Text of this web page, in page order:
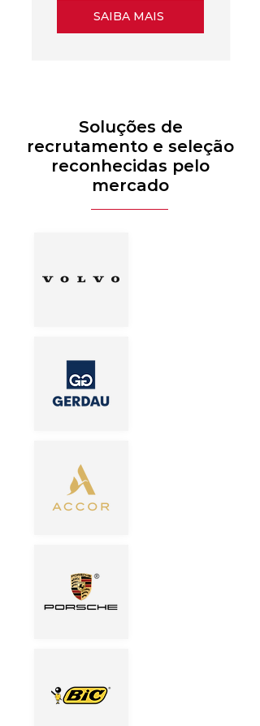
SAIBA MAIS
Soluções de
recrutamento e seleção
reconhecidas pelo
mercado